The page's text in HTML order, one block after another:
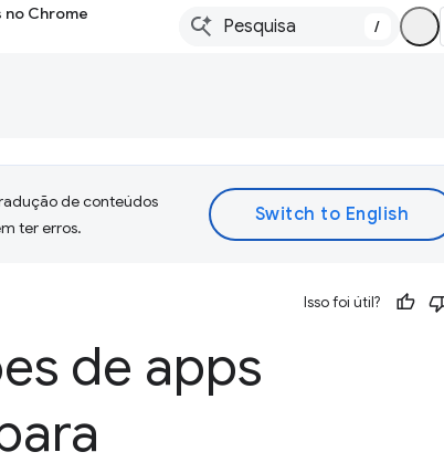
Chrome
/
de conteúdos
ter erros.
Isso foi útil?
de apps